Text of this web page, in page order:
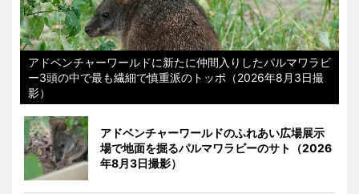
アドベンチャーワールドに新たに仲間入りしたパルマワラビ
ー3頭の中で最も繊細で慎重派のトッポ（2026年8月3日撮
影）
アドベンチャーワールドのふれあい広場展示
場で地面を掘るパルマワラビーのサト（2026
年8月3日撮影）